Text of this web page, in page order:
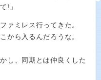
!」
ァミレス行ってきた。
から入るんだろうな。
し、同期とは仲良くした